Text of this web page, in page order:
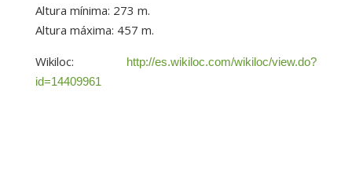
Altura mínima: 273 m.
Altura máxima: 457 m.
Wikiloc:
http://es.wikiloc.com/wikiloc/view.do?
id=14409961